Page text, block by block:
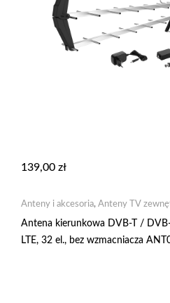
139,00 zł
Anteny i akcesoria, Anteny TV
Antena kierunkowa DVB-T /
LTE, 32 el., bez wzmacniacza